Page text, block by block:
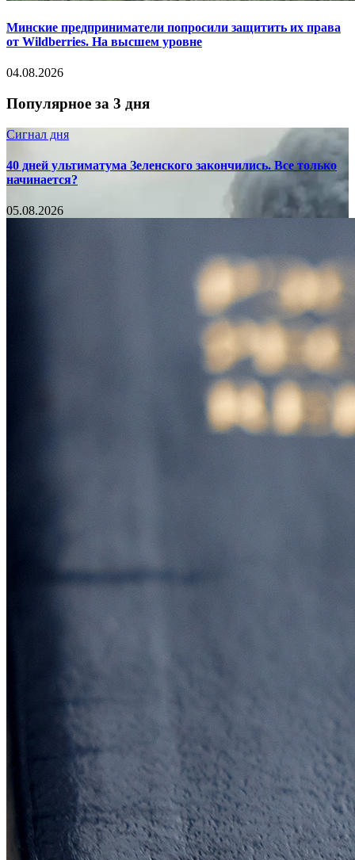
Минские предприниматели попросили защитить их права
от Wildberries. На высшем уровне
04.08.2026
Популярное за 3 дня
Сигнал дня
40 дней ультиматума Зеленского закончились. Все только
начинается?
05.08.2026